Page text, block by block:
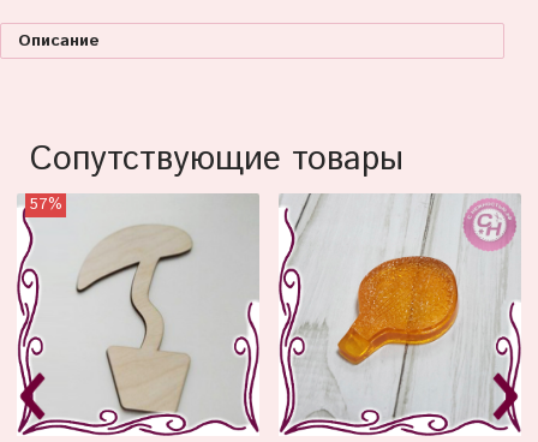
Описание
Сопутствующие товары
57%